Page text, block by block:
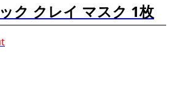
ク クレイ マスク 1枚